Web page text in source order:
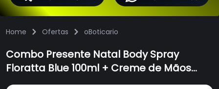
Home Ofertas oBoticario
Combo Presente Natal Body Spray
Floratta Blue 100ml + Creme de Mãos
Cuide-se Bem Nuvem 50g